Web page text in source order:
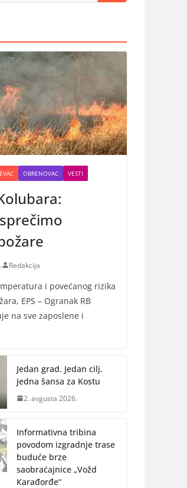
OBRENOVAC VESTI
Redakcija
i povećanog rizika
EPS – Ogranak RB
na sve zaposlene i
Jedan grad. Jedan cilj.
Jedna šansa za Kostu
2. avgusta 2026.
Informativna tribina
povodom izgradnje trase
buduće brze
saobraćajnice „Vožd
Кarađorđe“